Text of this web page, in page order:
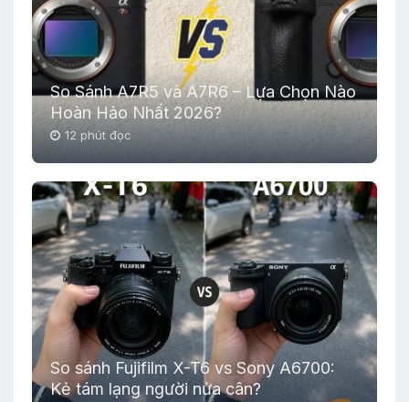
So Sánh A7R5 và A7R6 – Lựa Chọn Nào
Hoàn Hảo Nhất 2026?
12 phút đọc
So sánh Fujifilm X-T6 vs Sony A6700:
Kẻ tám lạng người nửa cân?